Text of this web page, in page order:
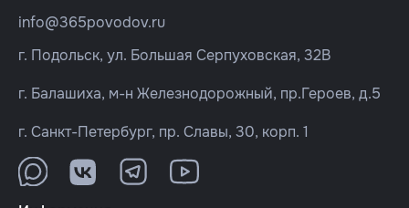
info@365povodov.ru
г. Подольск, ул. Большая Серпуховская, 32В
г. Балашиха, м-н Железнодорожный, пр.Героев, д.5
г. Санкт-Петербург, пр. Славы, 30, корп. 1